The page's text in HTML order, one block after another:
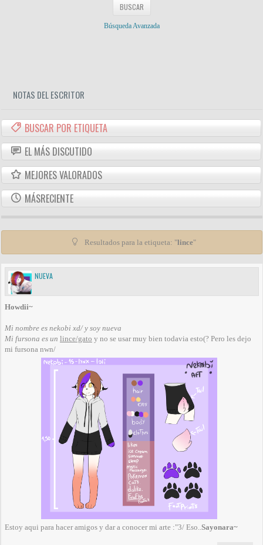
Búsqueda Avanzada
NOTAS DEL ESCRITOR
BUSCAR POR ETIQUETA
EL MÁS DISCUTIDO
MEJORES VALORADOS
MÁSRECIENTE
Resultados para la etiqueta: "lince"
NUEVA
Howdii~
Mi nombre es nekobi xd/ y soy nueva
Mi fursona es un lince/gato y no se usar muy bien todavia esto(? Pero les dejo
mi fursona nwn/
Estoy aqui para hacer amigos y dar a conocer mi arte :"3/ Eso..Sayonara~